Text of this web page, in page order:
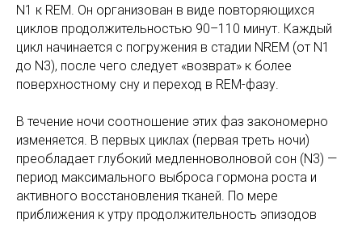
N1 к REM. Он организован в виде повторяющихся
циклов продолжительностью 90–110 минут. Каждый
цикл начинается с погружения в стадии NREM (от N1
до N3), после чего следует «возврат» к более
поверхностному сну и переход в REM-фазу.
В течение ночи соотношение этих фаз закономерно
изменяется. В первых циклах (первая треть ночи)
преобладает глубокий медленноволновой сон (N3) —
период максимального выброса гормона роста и
активного восстановления тканей. По мере
приближения к утру продолжительность эпизодов